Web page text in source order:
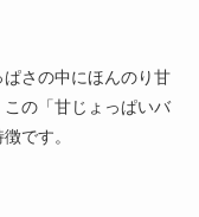
さの中にほんのり甘
の「甘じょっぱいバ
です。